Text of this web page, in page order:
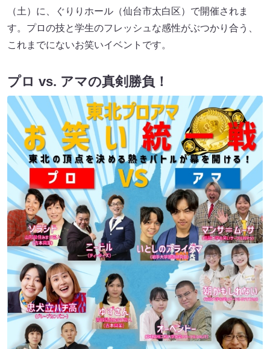
（土）に、ぐりりホール（仙台市太白区）で開催されま
す。プロの技と学生のフレッシュな感性がぶつかり合う、
これまでにないお笑いイベントです。
プロ vs. アマの真剣勝負！